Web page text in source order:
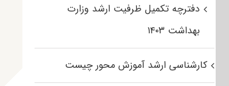
دفترچه تکمیل ظرفیت ارشد وزارت
بهداشت ۱۴۰۳
کارشناسی ارشد آموزش محور چیست